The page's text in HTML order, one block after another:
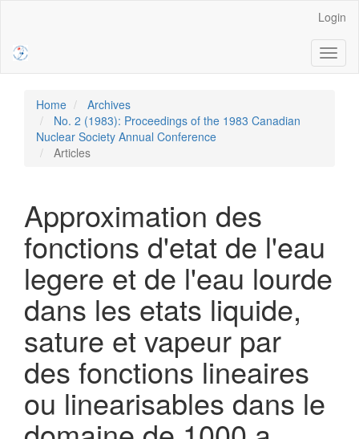
Sidebar
Login
Home
Archives
No. 2 (1983): Proceedings of the 1983 Canadian
Nuclear Society Annual Conference
Articles
Approximation des
fonctions d'etat de l'eau
legere et de l'eau lourde
dans les etats liquide,
sature et vapeur par
des fonctions lineaires
ou linearisables dans le